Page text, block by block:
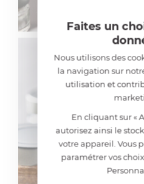
Faites un
Nous utilisons des
la navigation sur
utilisation et
En cliquant sur «
autorisez ainsi le
votre appareil. Vous
paramétrer vos